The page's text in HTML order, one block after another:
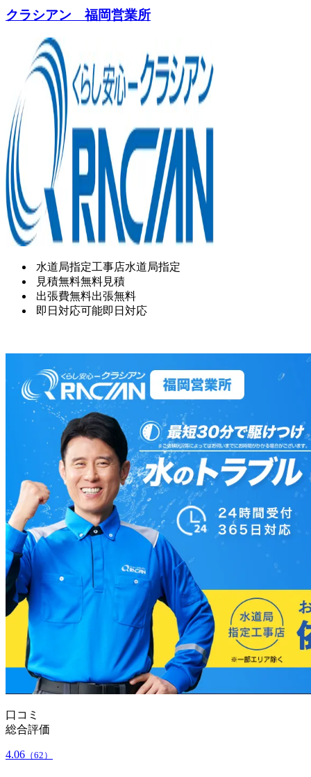
クラシアン 福岡営業所
水道局指定工事店水道局指定
見積無料無料見積
出張費無料出張無料
即日対応可能即日対応
口コミ
総合評価
4.06 （62）